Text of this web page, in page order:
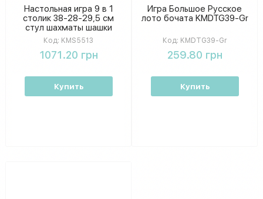
Настольная игра 9 в 1
столик 38-28-29,5 см
стул шахматы шашки
фишки KMS5513
Код: KMS5513
1071.20 грн
Купить
Игра Большое Русское
лото бочата KMDTG39-Gr
Код: KMDTG39-Gr
259.80 грн
Купить